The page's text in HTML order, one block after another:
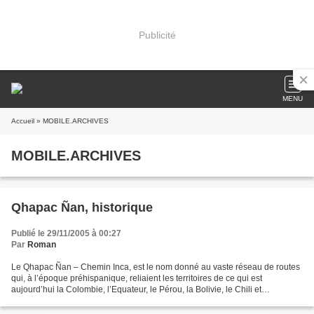
Publicité
MENU
Accueil » MOBILE.ARCHIVES
MOBILE.ARCHIVES
Qhapac Ñan, historique
Publié le 29/11/2005 à 00:27
Par Roman
Le Qhapac Ñan – Chemin Inca, est le nom donné au vaste réseau de routes
qui, à l’époque préhispanique, reliaient les territoires de ce qui est
aujourd’hui la Colombie, l’Equateur, le Pérou, la Bolivie, le Chili et